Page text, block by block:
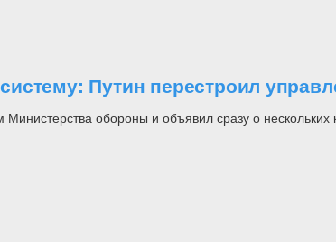
Путин перестроил
Министерства обороны и объявил сразу о